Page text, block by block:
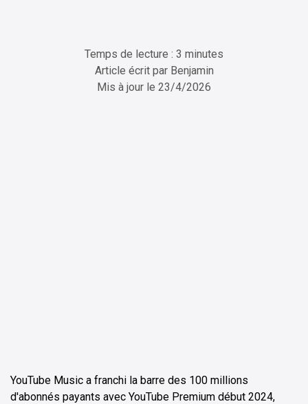
Temps de lecture : 3 minutes
Article écrit par Benjamin
Mis à jour le 23/4/2026
YouTube Music a franchi la barre des 100 millions
d'abonnés payants avec YouTube Premium début 2024,